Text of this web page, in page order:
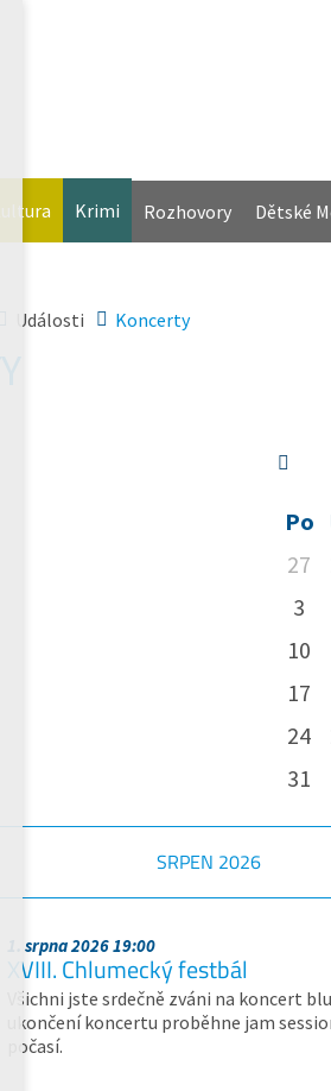
Kultura Krimi Rozhovory Dětské
Události Koncerty
Po
27
3
10
17
24
31
SRPEN 2026
1. srpna 2026 19:00
XVIII. Chlumecký festbál
Všichni jste srdečně zváni na koncert
ukončení koncertu proběhne jam
počasí.